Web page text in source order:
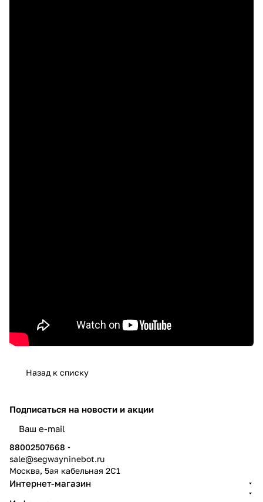
Назад к списку
Подписаться на новости и акции
88002507668
sale@segwayninebot.ru
Москва, 5ая кабельная 2С1
Интернет-магазин